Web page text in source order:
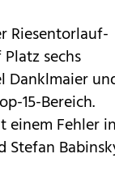
Riesentorlauf-
sechs
Danklmaier
15-Bereich.
einem Fehler in
Stefan